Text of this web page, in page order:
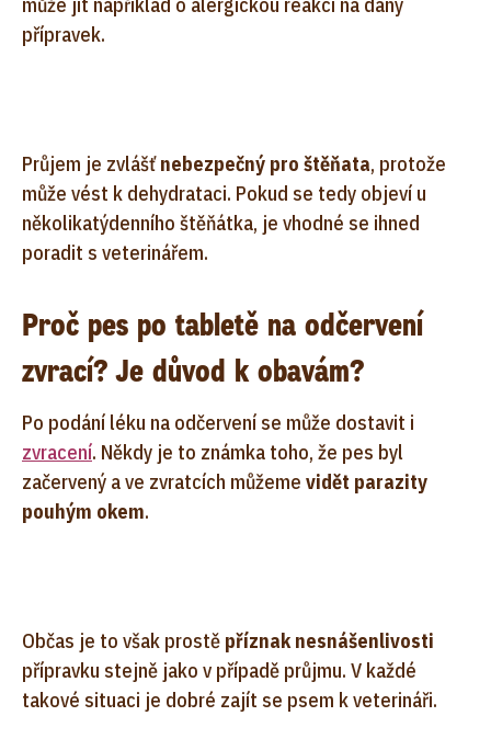
přípravek.
Průjem je zvlášťnebezpečný pro štěňata, protože
může vést k dehydrataci. Pokud se tedy objeví u
několikatýdenního štěňátka, je vhodné se ihned
poradit s veterinářem.
Proč pes po tabletě na odčervení
zvrací? Je důvod k obavám?
Po podání léku na odčervení se může dostavit i
zvracení. Někdy je to známka toho, že pes byl
začervený a ve zvratcích můžeme vidět parazity
pouhým okem.
Občas je to však prostě příznak nesnášenlivosti
přípravku stejně jako v případě průjmu. V každé
takové situaci je dobré zajít se psem k veterináři.